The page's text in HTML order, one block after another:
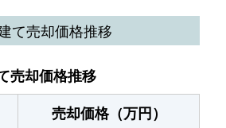
円 大竹 徒歩6分
円 大竹 徒歩13分
て売却価格推移
売却価格推移
売却価格（万円）